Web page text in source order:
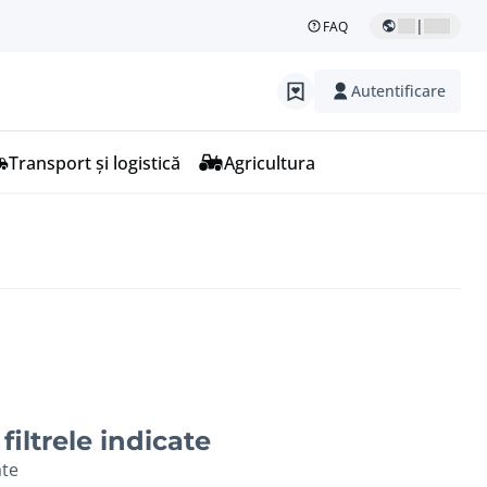
FAQ |
Autentificare
Transport și logistică Agricultura
indicate